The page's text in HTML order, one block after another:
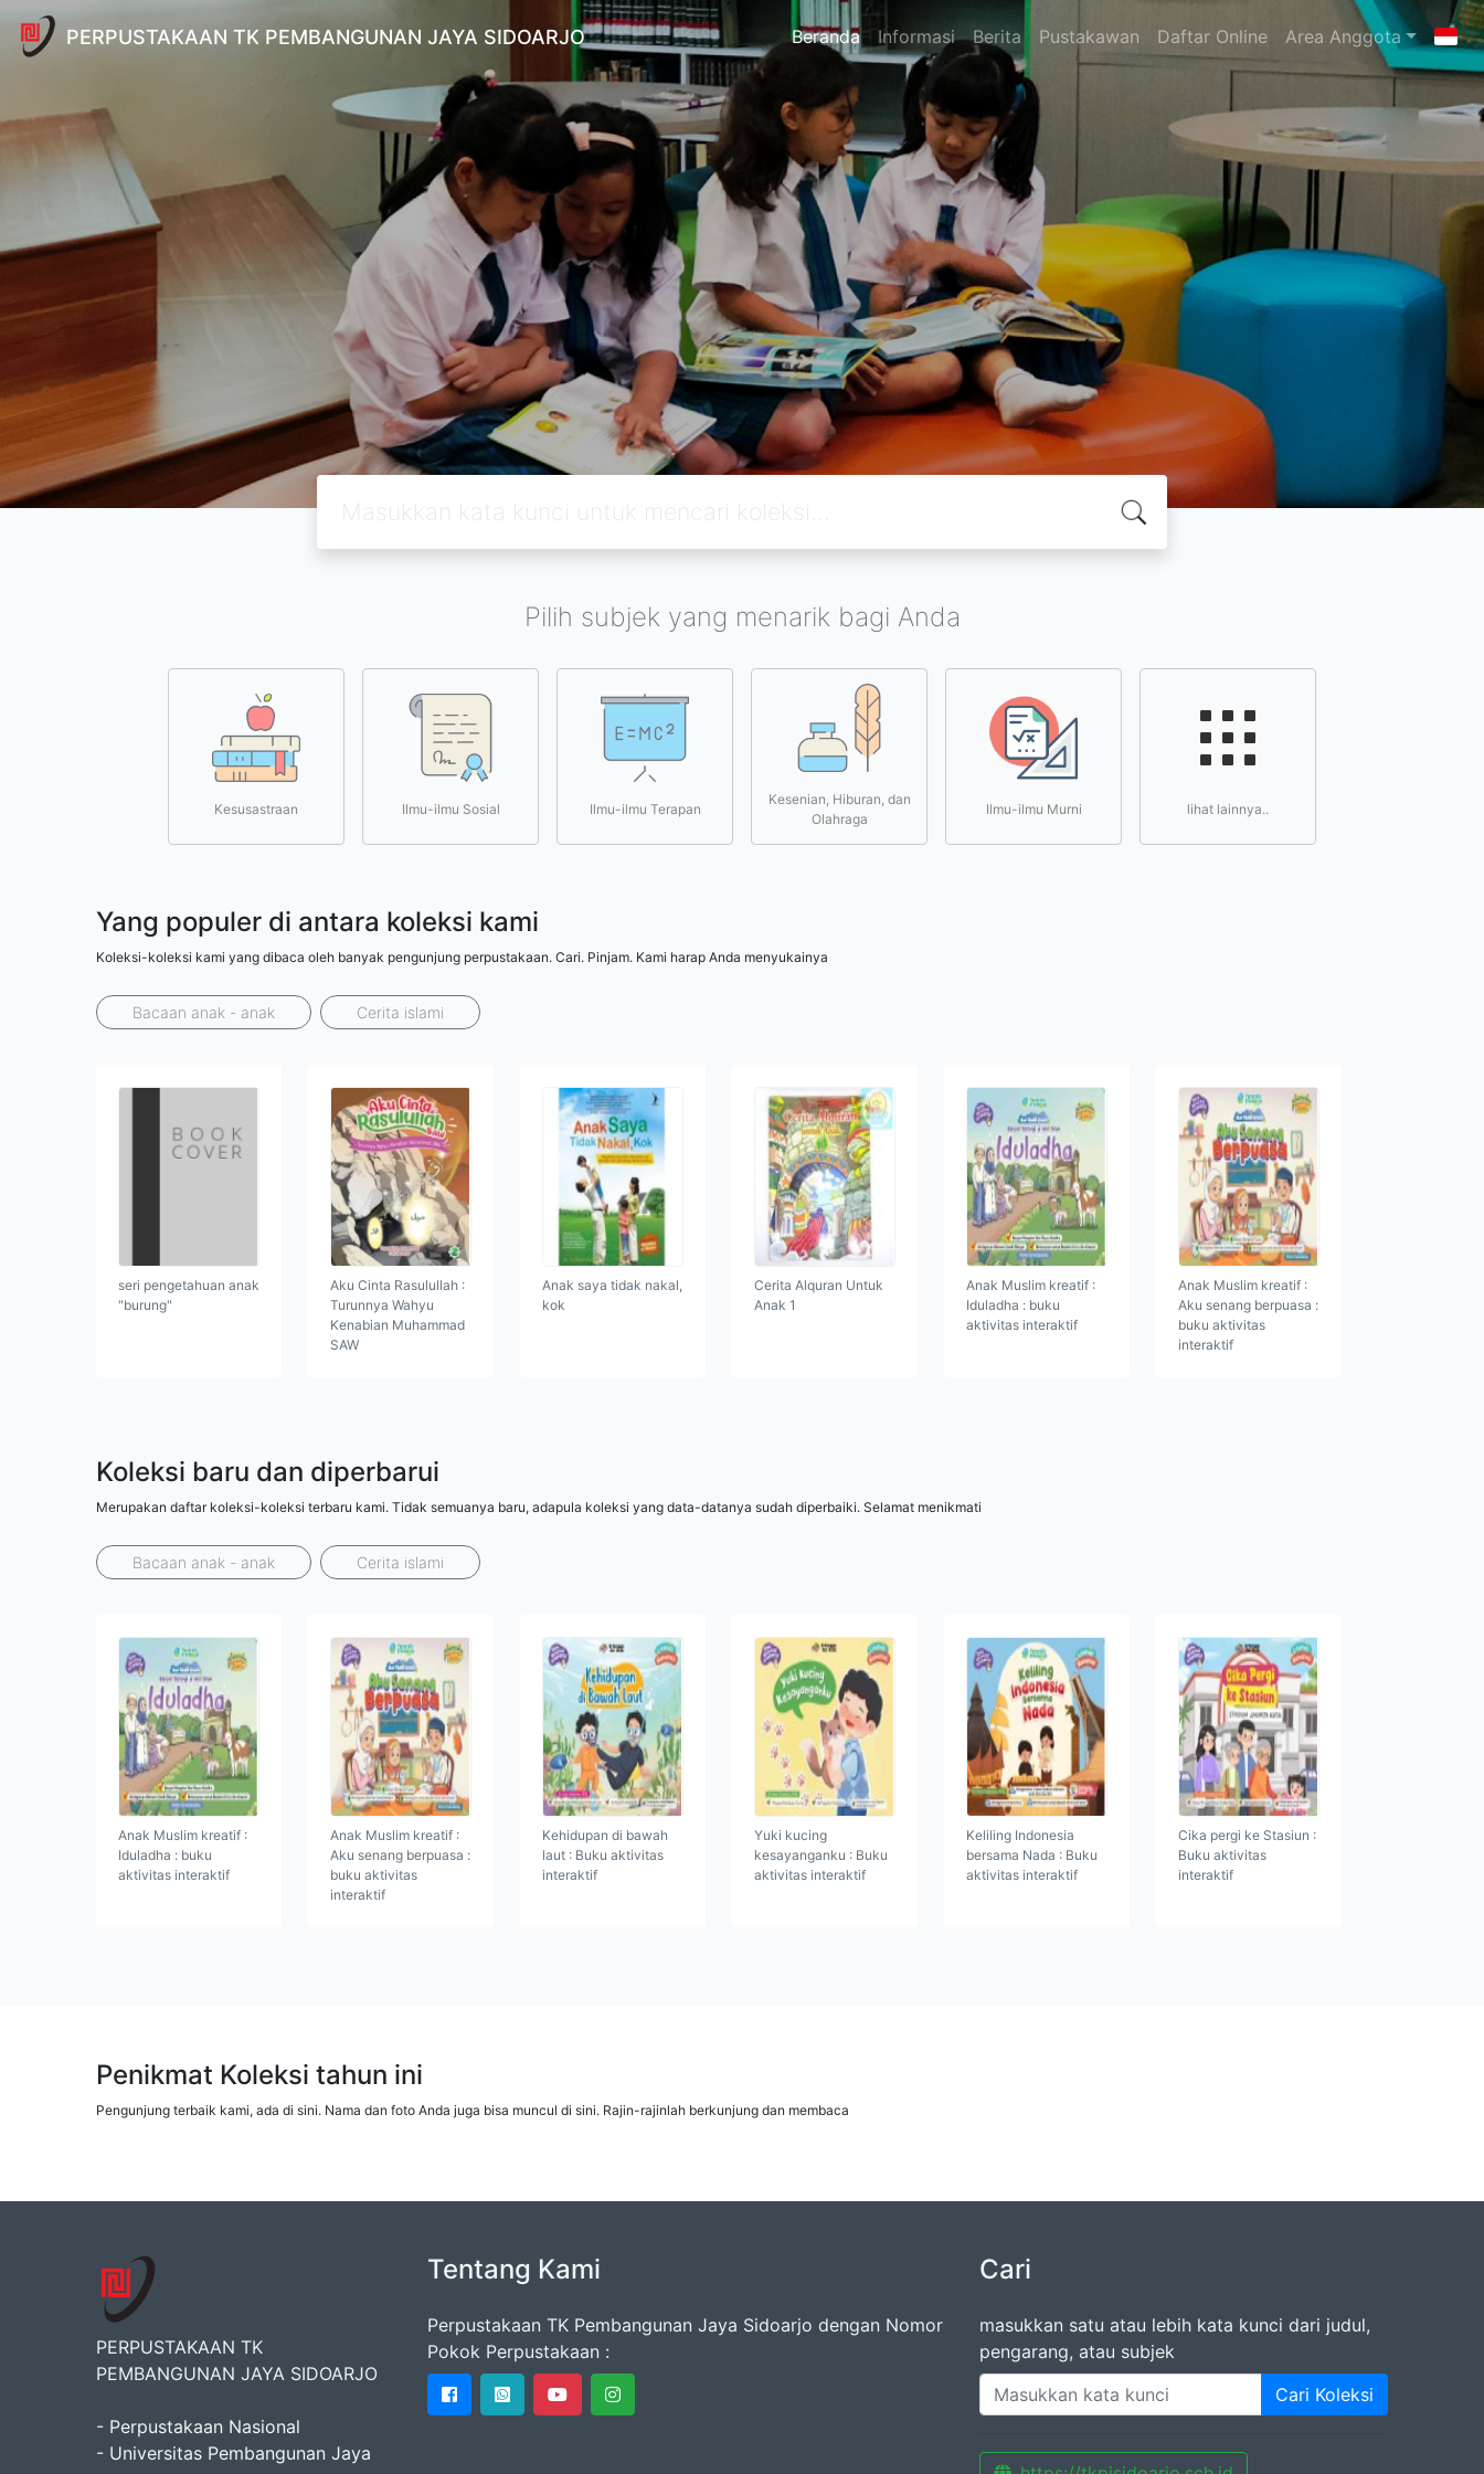
PERPUSTAKAAN TK PEMBANGUNAN JAYA SIDOARJO Beranda Informasi Berita Pustakawan Daftar Online Area Anggota
Pilih subjek yang menarik bagi Anda
Kesusastraan Ilmu-ilmu Sosial Ilmu-ilmu Terapan
Kesenian, Hiburan, dan
Olahraga
Ilmu-ilmu Murni lihat lainnya..
Yang populer di antara koleksi kami
Koleksi-koleksi kami yang dibaca oleh banyak pengunjung perpustakaan. Cari. Pinjam. Kami harap Anda menyukainya
Bacaan anak - anak Cerita islami
seri pengetahuan anak
"burung"
Aku Cinta Rasulullah :
Turunnya Wahyu
Kenabian Muhammad
SAW
Anak saya tidak nakal,
kok
Cerita Alquran Untuk
Anak 1
Anak Muslim kreatif :
Iduladha : buku
aktivitas interaktif
Anak Muslim kreatif :
Aku senang berpuasa :
buku aktivitas
interaktif
Koleksi baru dan diperbarui
Merupakan daftar koleksi-koleksi terbaru kami. Tidak semuanya baru, adapula koleksi yang data-datanya sudah diperbaiki. Selamat menikmati
Bacaan anak - anak Cerita islami
Anak Muslim kreatif :
Iduladha : buku
aktivitas interaktif
Anak Muslim kreatif :
Aku senang berpuasa :
buku aktivitas
interaktif
Kehidupan di bawah
laut : Buku aktivitas
interaktif
Yuki kucing
kesayanganku : Buku
aktivitas interaktif
Keliling Indonesia
bersama Nada : Buku
aktivitas interaktif
Cika pergi ke Stasiun :
Buku aktivitas
interaktif
Penikmat Koleksi tahun ini
Pengunjung terbaik kami, ada di sini. Nama dan foto Anda juga bisa muncul di sini. Rajin-rajinlah berkunjung dan membaca
PERPUSTAKAAN TK
PEMBANGUNAN JAYA SIDOARJO
- Perpustakaan Nasional
- Universitas Pembangunan Jaya
Tentang Kami
Perpustakaan TK Pembangunan Jaya Sidoarjo dengan Nomor
Pokok Perpustakaan :
Cari
masukkan satu atau lebih kata kunci dari judul,
pengarang, atau subjek
Cari Koleksi